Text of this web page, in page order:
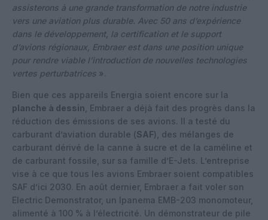
assisterons à une grande transformation de notre industrie
vers une aviation plus durable. Avec 50 ans d’expérience
dans le développement, la certification et le support
d’avions régionaux, Embraer est dans une position unique
pour rendre viable l’introduction de nouvelles technologies
vertes perturbatrices ».
Bien que ces appareils Energia soient encore sur la
planche à dessin , Embraer a déjà fait des progrès dans la
réduction des émissions de ses avions. Il a testé du
carburant d’aviation durable (SAF), des mélanges de
carburant dérivé de la canne à sucre et de la caméline et
de carburant fossile, sur sa famille d’E-Jets. L’entreprise
vise à ce que tous les avions Embraer soient compatibles
SAF d’ici 2030. En août dernier, Embraer a fait voler son
Electric Demonstrator, un Ipanema EMB-203 monomoteur,
alimenté à 100 % à l’électricité. Un démonstrateur de pile